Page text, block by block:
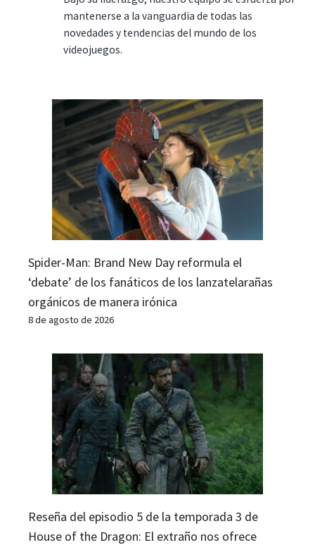
mantenerse a la vanguardia de todas las
novedades y tendencias del mundo de los
videojuegos.
Spider-Man: Brand New Day reformula el
‘debate’ de los fanáticos de los lanzatelarañas
orgánicos de manera irónica
8 de agosto de 2026
Reseña del episodio 5 de la temporada 3 de
House of the Dragon: El extraño nos ofrece